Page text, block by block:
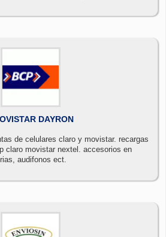
DAYRON
nextel. accesorios en
audifonos ect.